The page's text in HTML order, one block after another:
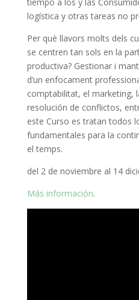
logística y otras tareas no
Per què llavors molts dels
se centren tan sols en la
productiva? Gestionar i
d’un enfocament
comptabilitat, el marketing,
resolución de conflictos,
este Curso es tratan todos
fundamentales para la
el temps.
del 2 de noviembre al 14
Más información.